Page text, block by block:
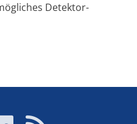
De­tek­tor­